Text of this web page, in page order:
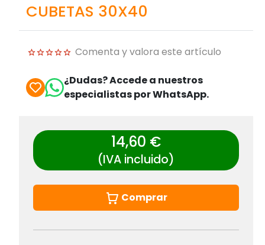
CUBETAS 30X40
Comenta y valora este artículo
¿Dudas? Accede a nuestros
especialistas por WhatsApp.
14,60 €
(IVA incluido)
Comprar